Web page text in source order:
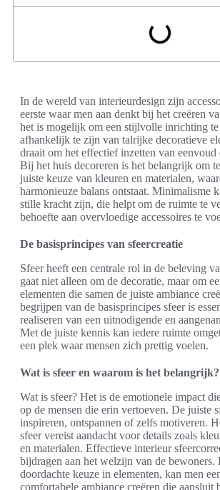
In de wereld van interieurdesign zijn
eerste waar men aan denkt bij het creëren
het is mogelijk om een stijlvolle inrichting te
afhankelijk te zijn van talrijke decoratieve
draait om het effectief inzetten van
Bij het huis decoreren is het belangrijk om
juiste keuze van kleuren en materialen,
harmonieuze balans ontstaat. Minimalisme
stille kracht zijn, die helpt om de ruimte te
behoefte aan overvloedige accessoires te
De basisprincipes van sfeercreatie
Sfeer heeft een centrale rol in de beleving
gaat niet alleen om de decoratie, maar om
elementen die samen de juiste ambiance
begrijpen van de basisprincipes sfeer is
realiseren van een uitnodigende en
Met de juiste kennis kan iedere ruimte
een plek waar mensen zich prettig voelen.
Wat is sfeer en waarom is het belangrijk?
Wat is sfeer? Het is de emotionele impact
op de mensen die erin vertoeven. De juiste
inspireren, ontspannen of zelfs motiveren.
sfeer vereist aandacht voor details zoals
en materialen. Effectieve interieur
bijdragen aan het welzijn van de bewoners.
doordachte keuze in elementen, kan men
comfortabele ambiance creëren die aansluit